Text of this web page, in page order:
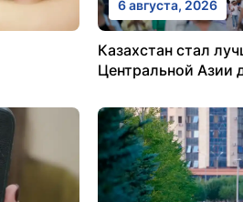
6 августа, 2026
Казахстан стал
Центральной Азии